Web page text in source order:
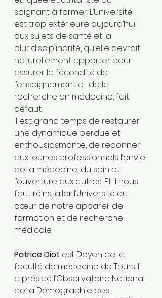
soignant à former. L’Université
est trop extérieure aujourd’hui
aux sujets de santé et la
pluridisciplinarité, qu’elle devrait
naturellement apporter pour
assurer la fécondité de
l’enseignement et de la
recherche en médecine, fait
défaut.
Il est grand temps de restaurer
une dynamique perdue et
enthousiasmante, de redonner
aux jeunes professionnels l’envie
de la médecine, du soin et
l’ouverture aux autres. Et il nous
faut réinstaller l’Université au
cœur de notre appareil de
formation et de recherche
médicale.
Patrice Diot est Doyen de la
faculté de médecine de Tours. Il
a présidé l’Observatoire National
de la Démographie des